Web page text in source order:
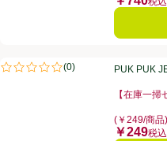
PUK PUK JELLYシール ロディイ
(0)
評価は0件のレビューで5点中0.0
PUK PUK
【在庫一掃
(￥249/商品)
価格
￥249税